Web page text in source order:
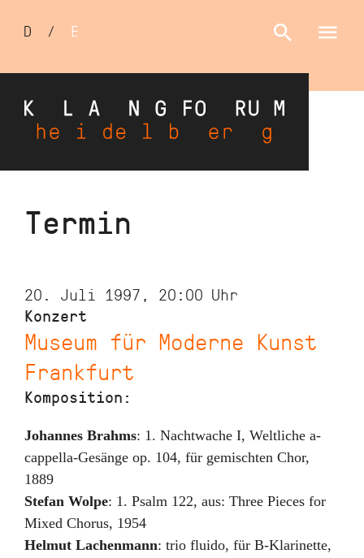
Direkt
Sprachumschalter
D / E
Termin
20. Juli 1997, 20:00 Uhr
Konzert
Museum für Moderne Kunst
Frankfurt
Komposition:
Johannes Brahms: 1. Nachtwache I, Weltliche a-
cappella-Gesänge op. 104, für gemischten Chor,
1889
Stefan Wolpe: 1. Psalm 122, aus: Three Pieces for
Mixed Chorus, 1954
Helmut Lachenmann: trio fluido, für B-Klarinette,